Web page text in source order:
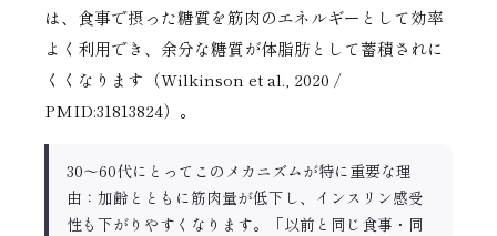
は、食事で摂った糖質を筋肉のエネルギーとして効率
よく利用でき、余分な糖質が体脂肪として蓄積されに
くくなります（Wilkinson et al., 2020 /
PMID:31813824）。
30〜60代にとってこのメカニズムが特に重要な理
由：加齢とともに筋肉量が低下し、インスリン感受
性も下がりやすくなります。「以前と同じ食事・同